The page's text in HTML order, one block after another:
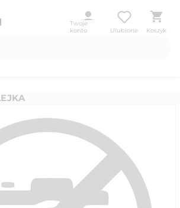
Twoje
konto
Ulubione Koszyk